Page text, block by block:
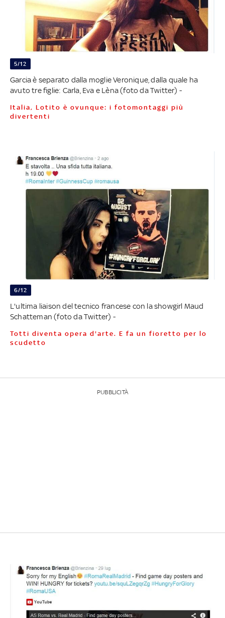
5/12
Garcia è separato dalla moglie Veronique, dalla quale ha
avuto tre figlie: Carla, Eva e Lèna (foto da Twitter) -
Italia, Lotito è ovunque: i fotomontaggi più
divertenti
6/12
L'ultima liaison del tecnico francese con la showgirl Maud
Schatteman (foto da Twitter) -
Totti diventa opera d'arte. E fa un fioretto per lo
scudetto
PUBBLICITÀ